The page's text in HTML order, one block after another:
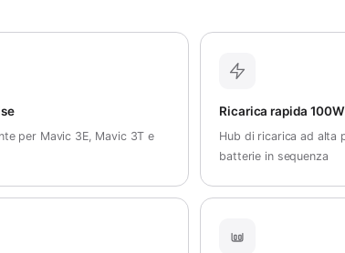
per Mavic 3E, Mavic 3T e
Ricarica rapida 100W
Hub di ricarica ad alta
batterie in sequenza